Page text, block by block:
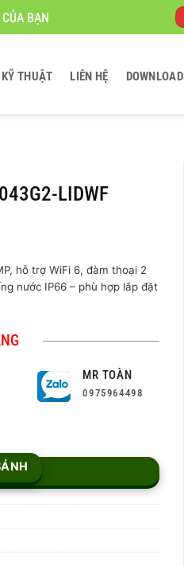
BẠN
THUẬT LIÊN HỆ
LIDWF
hỗ trợ WiFi 6, đàm thoại 2
nước IP66 – phù hợp lắp đặt
MR TOÀN
0975964498
lượng